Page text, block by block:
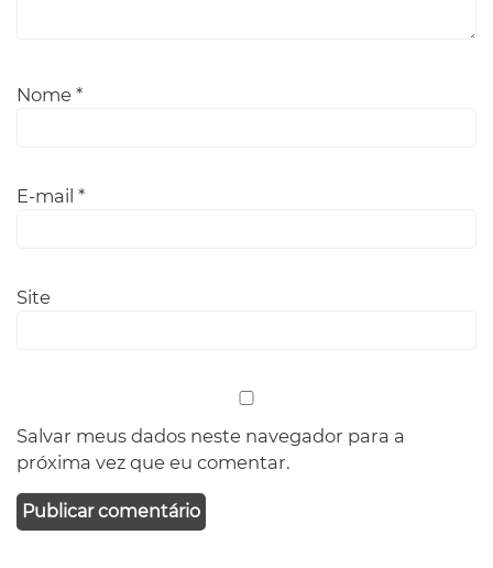
Nome *
E-mail *
Site
Salvar meus dados neste navegador para a
próxima vez que eu comentar.